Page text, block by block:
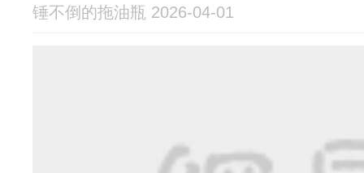
锤不倒的拖油瓶 2026-04-01